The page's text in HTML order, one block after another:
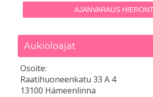
AJANVARAUS
Aukioloajat
Osoite:
Raatihuoneenkatu 33 A 4
13100 Hämeenlinna